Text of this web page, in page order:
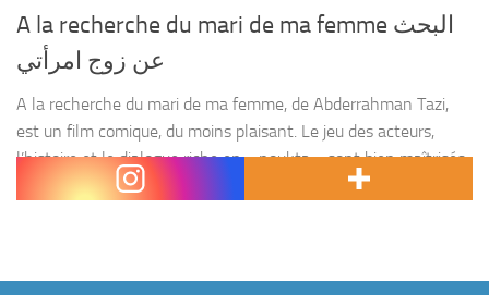
A la recherche du mari de ma femme البحث
عن زوج امرأتي
A la recherche du mari de ma femme, de Abderrahman Tazi,
est un film comique, du moins plaisant. Le jeu des acteurs,
l’histoire et le dialogue riche en « noukta » sont bien maîtrisés
pour faire...